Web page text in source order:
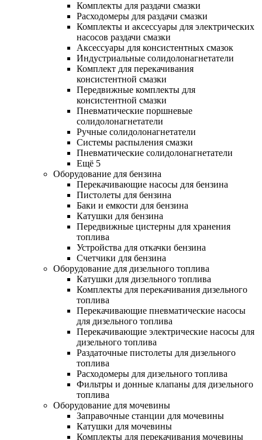
Комплекты для раздачи смазки
Расходомеры для раздачи смазки
Комплекты и аксессуары для электрических
насосов раздачи смазки
Аксессуары для консистентных смазок
Индустриальные солидолонагнетатели
Комплект для перекачивания
консистентной смазки
Передвижные комплекты для
консистентной смазки
Пневматические поршневые
солидолонагнетатели
Ручные солидолонагнетатели
Системы распыления смазки
Пневматические солидолонагнетатели
Ещё 5
Оборудование для бензина
Перекачивающие насосы для бензина
Пистолеты для бензина
Баки и емкости для бензина
Катушки для бензина
Передвижные цистерны для хранения
топлива
Устройства для откачки бензина
Счетчики для бензина
Оборудование для дизельного топлива
Катушки для дизельного топлива
Комплекты для перекачивания дизельного
топлива
Перекачивающие пневматические насосы
для дизельного топлива
Перекачивающие электрические насосы для
дизельного топлива
Раздаточные пистолеты для дизельного
топлива
Расходомеры для дизельного топлива
Фильтры и донные клапаны для дизельного
топлива
Оборудование для мочевины
Заправочные станции для мочевины
Катушки для мочевины
Комплекты для перекачивания мочевины